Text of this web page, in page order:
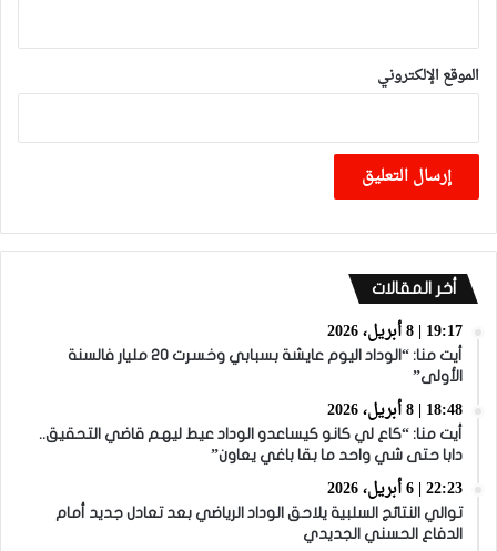
الموقع الإلكتروني
أخر المقالات
19:17 | 8 أبريل، 2026
أيت منا: “الوداد اليوم عايشة بسبابي وخسرت 20 مليار فالسنة
الأولى”
18:48 | 8 أبريل، 2026
أيت منا: “كاع لي كانو كيساعدو الوداد عيط ليهم قاضي التحقيق..
دابا حتى شي واحد ما بقا باغي يعاون”
22:23 | 6 أبريل، 2026
توالي النتائج السلبية يلاحق الوداد الرياضي بعد تعادل جديد أمام
الدفاع الحسني الجديدي